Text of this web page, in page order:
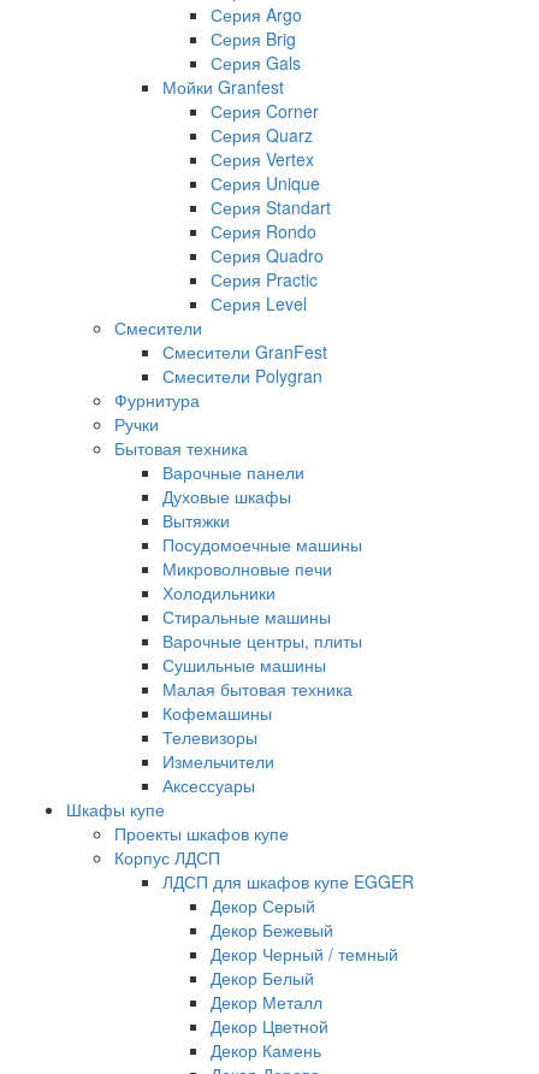
Серия Argo
Серия Brig
Серия Gals
Мойки Granfest
Серия Corner
Серия Quarz
Серия Vertex
Серия Unique
Серия Standart
Серия Rondo
Серия Quadro
Серия Practic
Серия Level
Смесители
Смесители GranFest
Смесители Polygran
Фурнитура
Ручки
Бытовая техника
Варочные панели
Духовые шкафы
Вытяжки
Посудомоечные машины
Микроволновые печи
Холодильники
Стиральные машины
Варочные центры, плиты
Сушильные машины
Малая бытовая техника
Кофемашины
Телевизоры
Измельчители
Аксессуары
Шкафы купе
Проекты шкафов купе
Корпус ЛДСП
ЛДСП для шкафов купе EGGER
Декор Серый
Декор Бежевый
Декор Черный / темный
Декор Белый
Декор Металл
Декор Цветной
Декор Камень